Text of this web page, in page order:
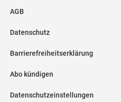
AGB
Datenschutz
Barrierefreiheitserklärung
Abo kündigen
Datenschutzeinstellungen